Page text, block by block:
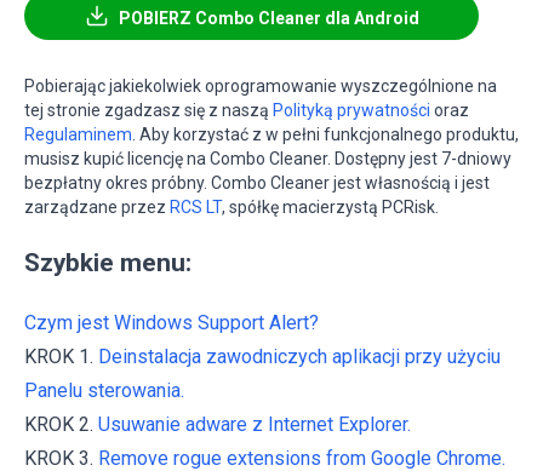
POBIERZ Combo Cleaner dla Android
Pobierając jakiekolwiek oprogramowanie wyszczególnione na
tej stronie zgadzasz się z naszą Polityką prywatności oraz
Regulaminem . Aby korzystać z w pełni funkcjonalnego produktu,
musisz kupić licencję na Combo Cleaner. Dostępny jest 7-dniowy
bezpłatny okres próbny. Combo Cleaner jest własnością i jest
zarządzane przez RCS LT, spółkę macierzystą PCRisk.
Szybkie menu:
Czym jest Windows Support Alert?
KROK 1. Deinstalacja zawodniczych aplikacji przy użyciu
Panelu sterowania.
KROK 2. Usuwanie adware z Internet Explorer.
KROK 3. Remove rogue extensions from Google Chrome.